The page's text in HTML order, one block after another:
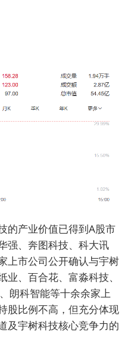
的产业价值已得到A股市
强、奔图科技、科大讯
上市公司公开确认与宇树
、百合花、富淼科技、
朗科智能等十余余家上
股比例不高，但充分体现
及宇树科技核心竞争力的